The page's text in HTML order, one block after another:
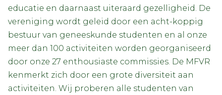
educatie en daarnaast uiteraard gezelligheid. De
vereniging wordt geleid door een acht-koppig
bestuur van geneeskunde studenten en al onze
meer dan 100 activiteiten worden georganiseerd
door onze 27 enthousiaste commissies. De MFVR
kenmerkt zich door een grote diversiteit aan
activiteiten. Wij proberen alle studenten van